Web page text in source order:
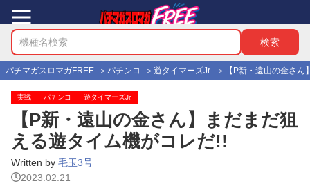
パチマガスロマガFREE パチンコ 遊タイマーズJr. 【P新・遠山の金さ
実戦 パチンコ 遊タイマーズJr.
【P新・遠山の金さん】まだまだ狙
える遊タイム機がコレだ!!
Written by 毛玉3号
2023.02.21